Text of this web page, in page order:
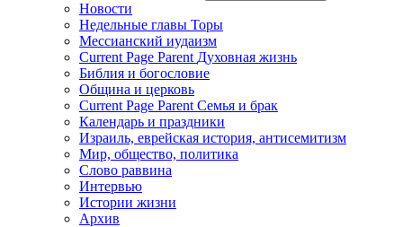
Новости
Недельные главы Торы
Мессианский иудаизм
Current Page Parent Духовная жизнь
Библия и богословие
Община и церковь
Current Page Parent Семья и брак
Календарь и праздники
Израиль, еврейская история, антисемитизм
Мир, общество, политика
Слово раввина
Интервью
Истории жизни
Архив